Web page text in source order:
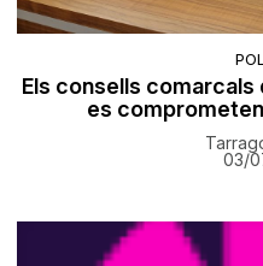
Els consells comarcals
es
03/